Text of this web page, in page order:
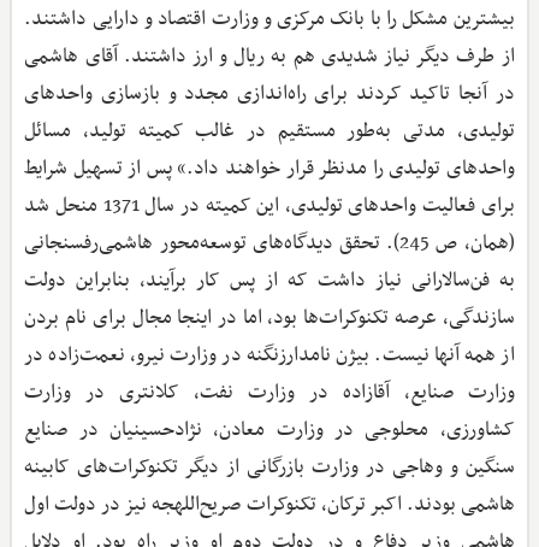
بیشترین مشکل را با بانک مرکزی و وزارت اقتصاد و دارایی داشتند.
از طرف دیگر نیاز شدیدی هم به ریال و ارز داشتند. آقای هاشمی
در آنجا تاکید کردند برای راه‌اندازی مجدد و بازسازی واحدهای
تولیدی، مدتی به‌طور مستقیم در غالب کمیته تولید، مسائل
واحدهای تولیدی را مدنظر قرار خواهند داد.» پس از تسهیل شرایط
برای فعالیت واحدهای تولیدی، این کمیته در سال 1371 منحل شد
(همان، ص 245). تحقق دیدگاه‌های توسعه‌محور هاشمی‌رفسنجانی
به فن‌سالارانی نیاز داشت که از پس کار برآیند، بنابراین دولت
سازندگی، عرصه تکنوکرات‌ها بود، اما در اینجا مجال برای نام بردن
از همه آنها نیست. بیژن نامدارزنگنه در وزارت نیرو، نعمت‌زاده در
وزارت صنایع، آقازاده در وزارت نفت، کلانتری در وزارت
کشاورزی، محلوجی در وزارت معادن، نژادحسینیان در صنایع
سنگین و وهاجی در وزارت بازرگانی از دیگر تکنوکرات‌های کابینه
هاشمی بودند. اکبر ترکان، تکنوکرات صریح‌اللهجه نیز در دولت اول